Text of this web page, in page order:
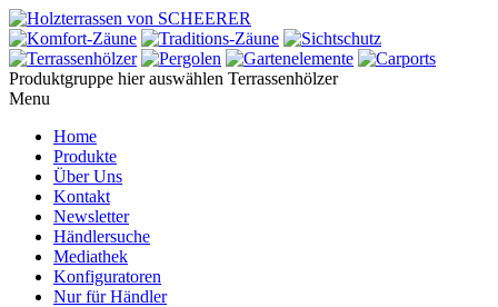
Produktgruppe hier auswählen Terrassenhölzer
Menu
Home
Produkte
Über Uns
Kontakt
Newsletter
Händlersuche
Mediathek
Konfiguratoren
Nur für Händler